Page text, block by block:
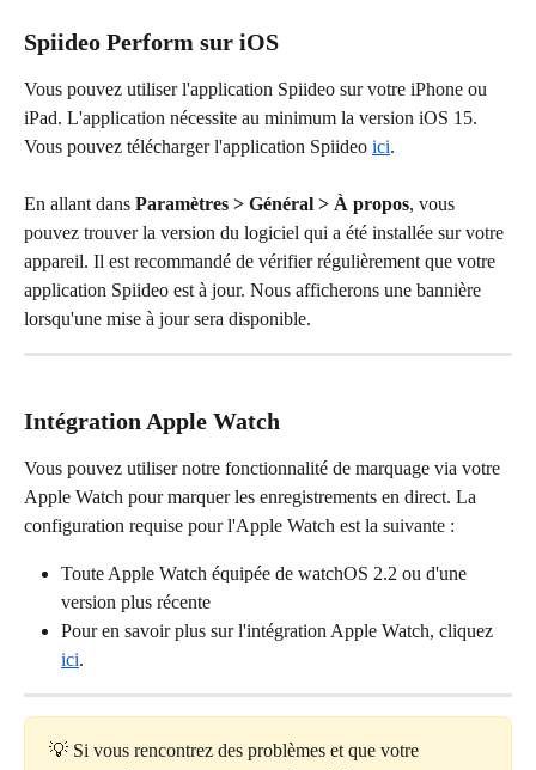
Spiideo Perform sur iOS
Vous pouvez utiliser l'application Spiideo sur votre iPhone ou
iPad. L'application nécessite au minimum la version iOS 15.
Vous pouvez télécharger l'application Spiideo ici.
En allant dans Paramètres > Général > À propos, vous
pouvez trouver la version du logiciel qui a été installée sur votre
appareil. Il est recommandé de vérifier régulièrement que votre
application Spiideo est à jour. Nous afficherons une bannière
lorsqu'une mise à jour sera disponible.
Intégration Apple Watch
Vous pouvez utiliser notre fonctionnalité de marquage via votre
Apple Watch pour marquer les enregistrements en direct. La
configuration requise pour l'Apple Watch est la suivante :
Toute Apple Watch équipée de watchOS 2.2 ou d'une
version plus récente
Pour en savoir plus sur l'intégration Apple Watch, cliquez
ici.
💡 Si vous rencontrez des problèmes et que votre